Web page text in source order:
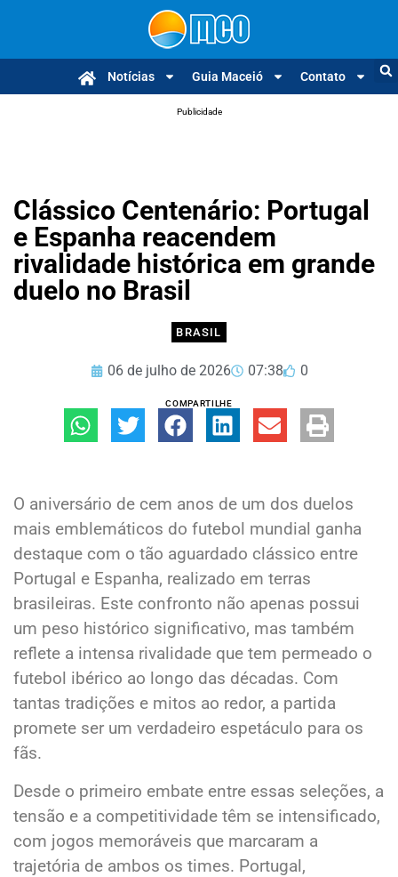
Notícias Guia Maceió Contato
Publicidade
Clássico Centenário: Portugal
e Espanha reacendem
rivalidade histórica em grande
duelo no Brasil
BRASIL
06 de julho de 2026 07:38 0
COMPARTILHE
O aniversário de cem anos de um dos duelos
mais emblemáticos do futebol mundial ganha
destaque com o tão aguardado clássico entre
Portugal e Espanha, realizado em terras
brasileiras. Este confronto não apenas possui
um peso histórico significativo, mas também
reflete a intensa rivalidade que tem permeado o
futebol ibérico ao longo das décadas. Com
tantas tradições e mitos ao redor, a partida
promete ser um verdadeiro espetáculo para os
fãs.
Desde o primeiro embate entre essas seleções, a
tensão e a competitividade têm se intensificado,
com jogos memoráveis que marcaram a
trajetória de ambos os times. Portugal,